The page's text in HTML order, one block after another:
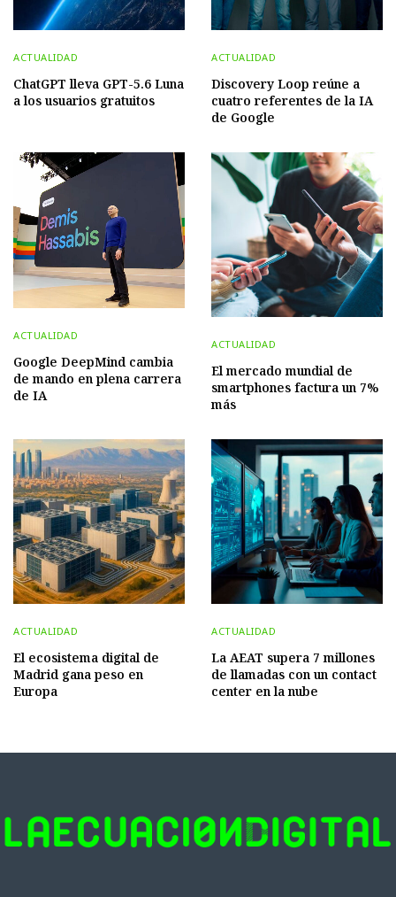
ACTUALIDAD
ChatGPT lleva GPT-5.6 Luna
a los usuarios gratuitos
ACTUALIDAD
Discovery Loop reúne a
cuatro referentes de la IA
de Google
ACTUALIDAD
Google DeepMind cambia
de mando en plena carrera
de IA
ACTUALIDAD
El mercado mundial de
smartphones factura un 7%
más
ACTUALIDAD
El ecosistema digital de
Madrid gana peso en
Europa
ACTUALIDAD
La AEAT supera 7 millones
de llamadas con un contact
center en la nube